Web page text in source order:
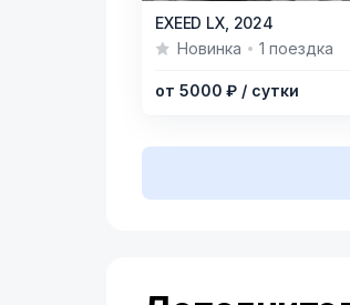
Item
12
EXEED LX, 2024
Новинка
1 поездка
от 5000 ₽ / сутки